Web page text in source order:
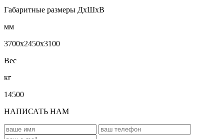
Габаритные размеры ДхШхВ
мм
3700х2450х3100
Вес
кг
14500
НАПИСАТЬ НАМ